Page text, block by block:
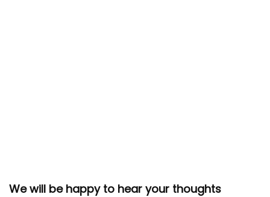
We will be happy to hear your thoughts